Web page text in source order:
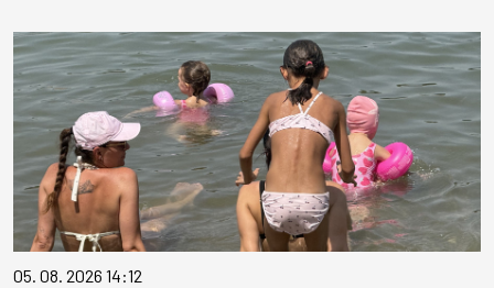
05. 08. 2026 14:12